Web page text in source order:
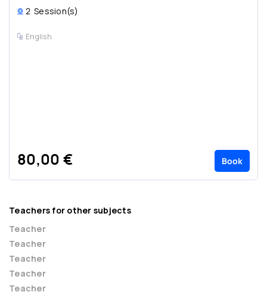
2 Session(s)
English
80,00 € Book
Teachers for other subjects
Teacher
Teacher
Teacher
Teacher
Teacher